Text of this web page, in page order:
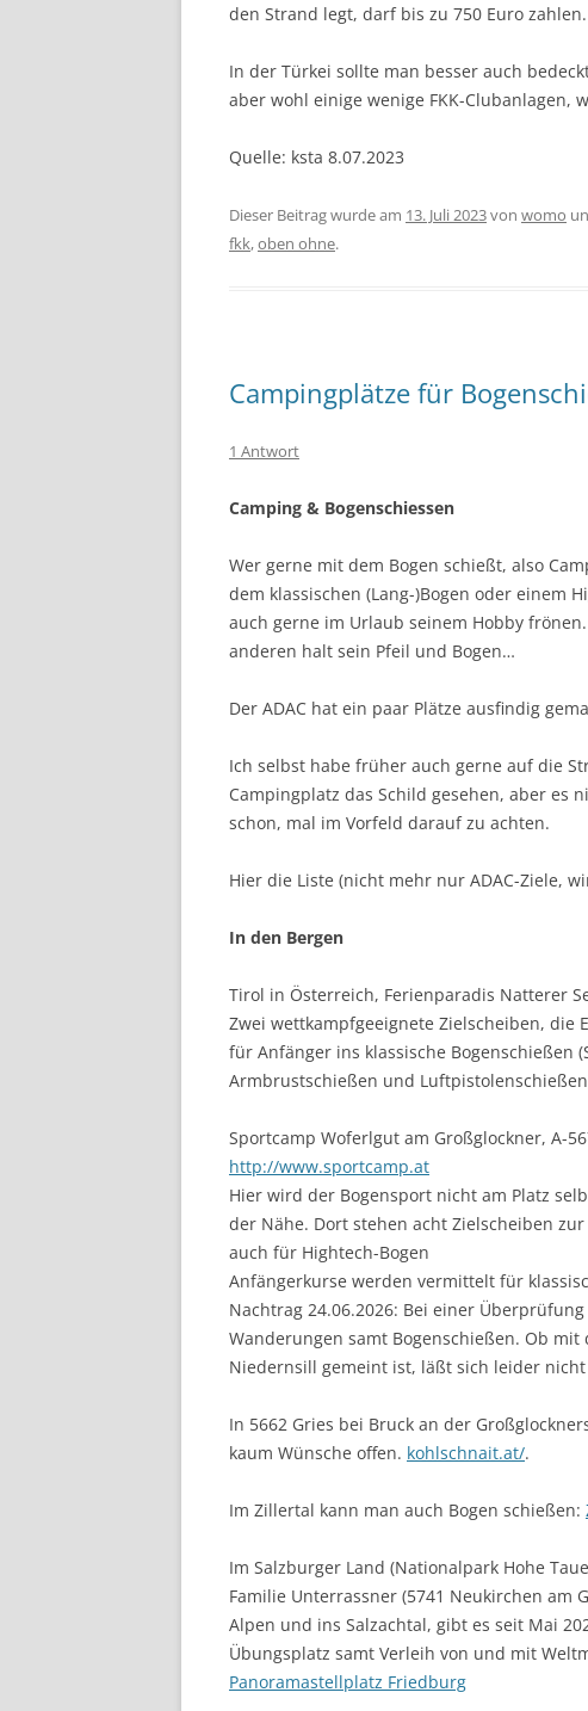
den Strand legt, darf bis zu 750 Euro zahlen.
In der Türkei sollte man besser auch
aber wohl einige wenige FKK-Clubanlagen,
Quelle: ksta 8.07.2023
Dieser Beitrag wurde am 13. Juli 2023von womo
fkk,oben ohne.
Campingplätze für
1 Antwort
Camping & Bogenschiessen
Wer gerne mit dem Bogen schießt, also
dem klassischen (Lang-)Bogen oder einem
auch gerne im Urlaub seinem Hobby
anderen halt sein Pfeil und Bogen…
Der ADAC hat ein paar Plätze ausfindig
Ich selbst habe früher auch gerne auf die
Campingplatz das Schild gesehen, aber es
schon, mal im Vorfeld darauf zu achten.
Hier die Liste (nicht mehr nur ADAC-Ziele,
In den Bergen
Tirol in Österreich, Ferienparadis Natterer
Zwei wettkampfgeeignete Zielscheiben,
für Anfänger ins klassische Bogenschießen
Armbrustschießen und
Sportcamp Woferlgut am Großglockner, A-
http://www.sportcamp.at
Hier wird der Bogensport nicht am Platz
der Nähe. Dort stehen acht Zielscheiben
auch für Hightech-Bogen
Anfängerkurse werden vermittelt für
Nachtrag 24.06.2026: Bei einer
Wanderungen samt Bogenschießen. Ob
Niedernsill gemeint ist, läßt sich leider
In 5662 Gries bei Bruck an der
kaum Wünsche offen. kohlschnait.at/.
Im Zillertal kann man auch Bogen schießen:
Im Salzburger Land (Nationalpark Hohe
Familie Unterrassner (5741 Neukirchen am
Alpen und ins Salzachtal, gibt es seit Mai
Übungsplatz samt Verleih von und mit
Panoramastellplatz Friedburg